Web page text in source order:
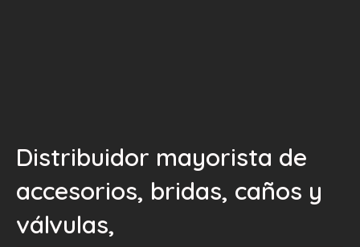
Distribuidor mayorista de
accesorios, bridas, caños y
válvulas,